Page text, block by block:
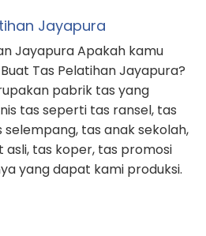
Jayapura
Jayapura Apakah kamu
Tas Pelatihan Jayapura?
pabrik tas yang
tas seperti tas ransel, tas
tas anak sekolah,
tas koper, tas promosi
yang dapat kami produksi.